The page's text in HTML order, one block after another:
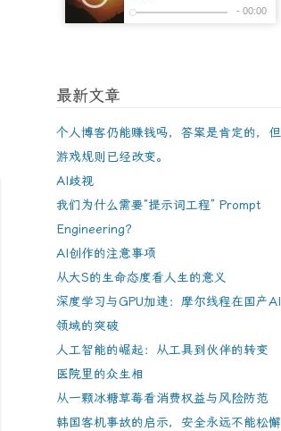
最新文章
个人博客仍能赚钱吗，答案是肯定的，但
游戏规则已经改变。
AI歧视
我们为什么需要“提示词工程” Prompt
Engineering？
AI创作的注意事项
从大S的生命态度看人生的意义
深度学习与GPU加速：摩尔线程在国产AI
领域的突破
人工智能的崛起：从工具到伙伴的转变
医院里的众生相
从一颗冰糖草莓看消费权益与风险防范
韩国客机事故的启示，安全永远不能松懈